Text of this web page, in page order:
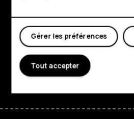
Planet and people
Assistance
FacebookInstagramTiktokYoutube
Gérer les préférences
Tout accepter